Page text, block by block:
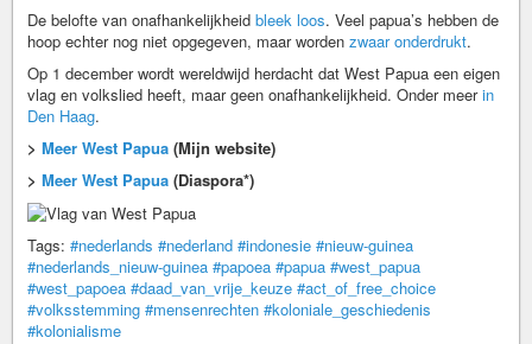
De belofte van onafhankelijkheid bleek loos. Veel papua’s hebben de
hoop echter nog niet opgegeven, maar worden zwaar onderdrukt.
Op 1 december wordt wereldwijd herdacht dat West Papua een eigen
vlag en volkslied heeft, maar geen onafhankelijkheid. Onder meerin
Den Haag.
> Meer West Papua (Mijn website)
> Meer West Papua (Diaspora*)
Tags: #nederlands #nederland #indonesie #nieuw-guinea
#nederlands_nieuw-guinea #papoea #papua #west_papua
#west_papoea #daad_van_vrije_keuze #act_of_free_choice
#volksstemming #mensenrechten #koloniale_geschiedenis
#kolonialisme